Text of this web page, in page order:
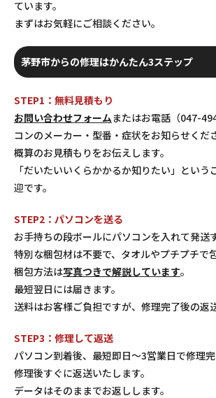
ています。
まずはお気軽にご相談ください。
茅野市からの修理はかんたん3ステップ
STEP1：無料見積もり
お問い合わせフォームまたはお電話（047-
コンのメーカー・型番・症状をお知らせくだ
概算のお見積もりをお伝えします。
「だいたいいくらかかるか知りたい」という
迎です。
STEP2：パソコンを送る
お手持ちの段ボールにパソコンを入れて発送
特別な梱包材は不要で、タオルやプチプチで
梱包方法は写真つきで解説しています。
最短翌日には届きます。
送料はお客様ご負担ですが、修理完了後の返
STEP3：修理して返送
パソコン到着後、最短即日〜3営業日で修理完
修理後すぐに返送いたします。
データはそのままでお返しします。